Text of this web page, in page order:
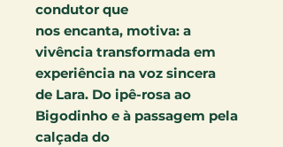
condutor que
nos encanta, motiva: a
vivência transformada em
experiência na voz sincera
de Lara. Do ipê-rosa ao
Bigodinho e à passagem pela
calçada do